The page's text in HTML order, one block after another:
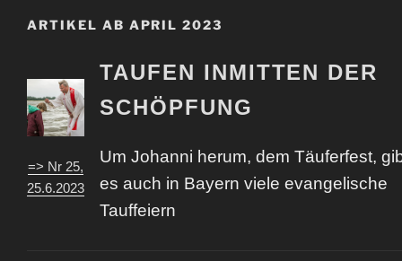
ARTIKEL AB APRIL 2023
=> Nr 25,
25.6.2023
TAUFEN INMITTEN DER
SCHÖPFUNG
Um Johanni herum, dem Täuferfest,
es auch in Bayern viele evangelische
Tauffeiern